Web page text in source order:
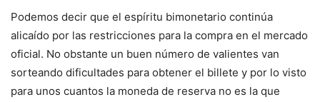
Podemos decir que el espíritu bimonetario continúa
alicaído por las restricciones para la compra en el mercado
oficial. No obstante un buen número de valientes van
sorteando dificultades para obtener el billete y por lo visto
para unos cuantos la moneda de reserva no es la que